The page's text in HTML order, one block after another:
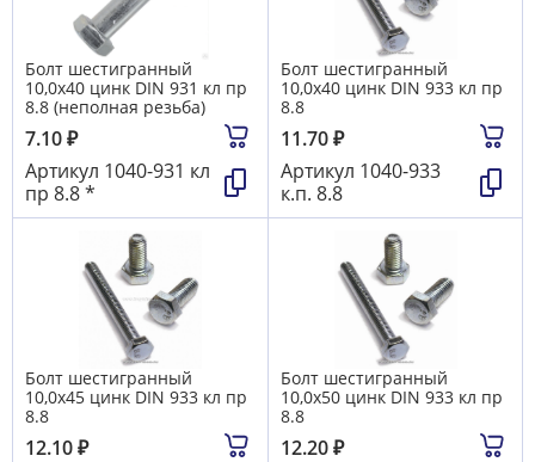
Болт шестигранный
10,0х40 цинк DIN 931 кл пр
8.8 (неполная резьба)
7.10₽
Артикул 1040-931 кл
пр 8.8 *
Болт шестигранный
10,0х40 цинк DIN 933 кл пр
8.8
11.70₽
Артикул 1040-933
к.п. 8.8
Болт шестигранный
10,0х45 цинк DIN 933 кл пр
8.8
12.10₽
Болт шестигранный
10,0х50 цинк DIN 933 кл пр
8.8
12.20₽